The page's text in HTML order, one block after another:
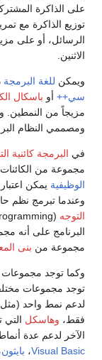
على الذاكرة
توزيع الذاكرة مع
الرسائل، أو على
الاثنين.
ويمكن للغة البرمجة
سي++ أو باسكال
مزيجاً من النمطين.
ومصممي النظام
في البرمجة كائنية
مجموعة من الكائنات
الوظيفية يمكن
وعندما تبرمج نظم
التوجه
البرنامج على أنه
مجموعة من بنى
وكما توجد
توجد مجموعات
فقط، وهاسكل التي
الآخر لدعم عدة
Visual Basic، بايثون